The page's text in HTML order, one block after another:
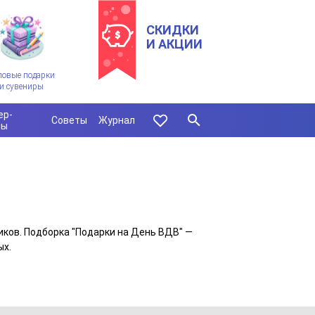
подарки
и сувениры
СКИДКИ
И АКЦИИ
Советы Журнал
Подборка "Подарки на День ВДВ" —